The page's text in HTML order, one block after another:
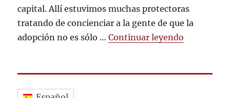
capital. Allí estuvimos muchas protectoras
tratando de concienciar a la gente de que la
adopción no es sólo …Continuar leyendo